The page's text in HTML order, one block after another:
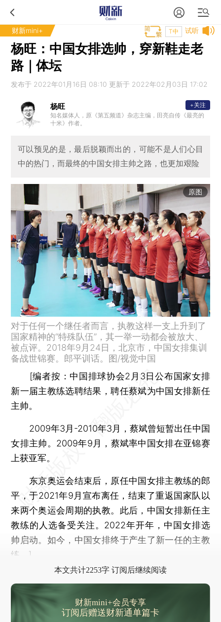
财新mini+ 试听
T中
杨旺：中国女排选帅，穿新鞋走老
路｜体坛
发布于 2022年01月16日 08:10 更新于 2022年02月03日 17:02
杨旺
知名媒体人，原《第五频道》杂志主编，田亮自传《最亮的
十米》作者。
+关注
可以预见的是，最后脱颖而出的，可能不是人们心目
中的热门，而最终的中国女排主帅之路，也更加艰险
原图
对于任何一个继任者而言，执教这样一支上升到了
国家精神的“特殊队伍”，其一举一动都会被放大、
被点评。2018年9月24日，北京市，中国女排集训
备战世锦赛。郎平训话。图/视觉中国
[编者按： 中国排球协会2月3日公布国家女排
新一届主教练选聘结果，聘任蔡斌为中国女排新任
主帅。
2009年3月-2010年3月，蔡斌曾短暂出任中国
女排主帅。2009年9月，蔡斌率中国女排在亚锦赛
上获亚军。
东京奥运会结束后，原任中国女排主教练的郎
平，于2021年9月宣布离任，结束了重返国家队以
来两个奥运会周期的执教。此后，中国女排新任主
教练的人选备受关注。2022年开年，中国女排选
帅启动。如今，中国女排终于产生了新一任的主教
练。]
本文共计2253字 订阅后继续阅读
财新mini+会员专享
订阅后赠送财新通单篇卡